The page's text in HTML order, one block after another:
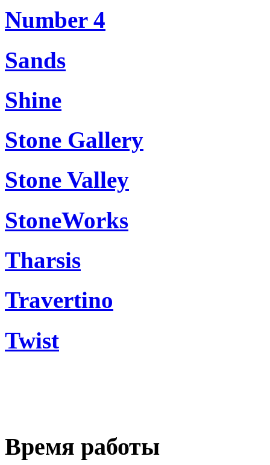
Number 4
Sands
Shine
Stone Gallery
Stone Valley
StoneWorks
Tharsis
Travertino
Twist
Время работы